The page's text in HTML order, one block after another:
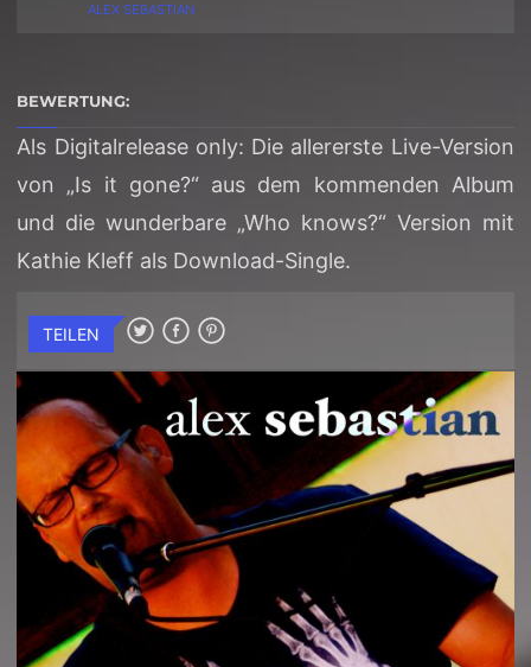
ALEX SEBASTIAN
BEWERTUNG:
Als Digitalrelease only: Die allererste Live-Version
von „Is it gone?“ aus dem kommenden Album
und die wunderbare „Who knows?“ Version mit
Kathie Kleff als Download-Single.
TEILEN